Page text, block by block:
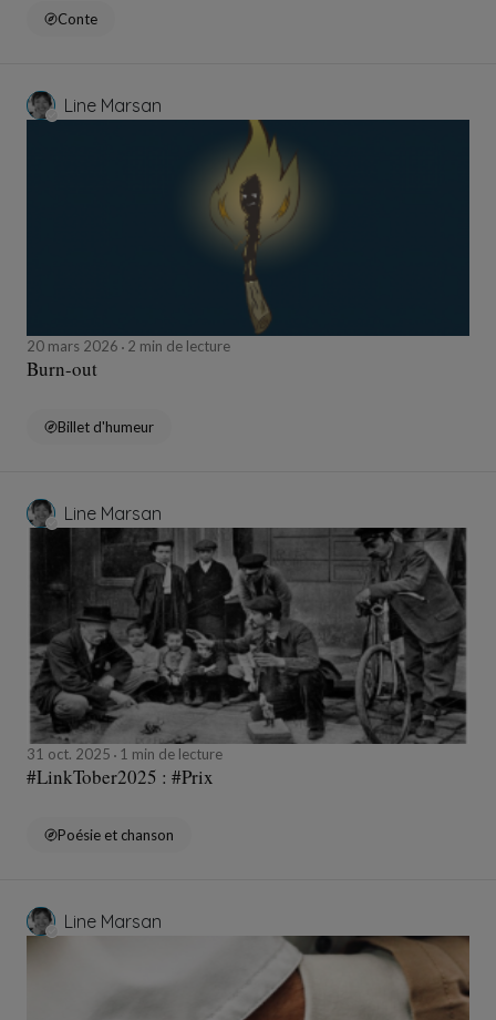
Conte
Line Marsan
20 mars 2026 2 min de lecture
Burn-out
Billet d'humeur
Line Marsan
31 oct. 2025 1 min de lecture
#LinkTober2025 : #Prix
Poésie et chanson
Line Marsan